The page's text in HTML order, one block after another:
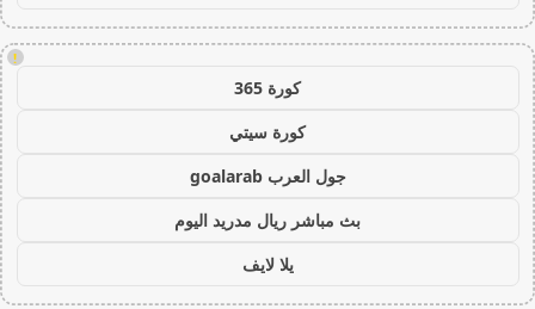
!
كورة 365
كورة سيتي
جول العرب goalarab
بث مباشر ريال مدريد اليوم
يلا لايف